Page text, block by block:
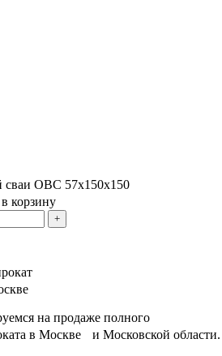
сваи ОВС 57х150х150
корзину
+
на продаже полного
в Москве и Московской области.